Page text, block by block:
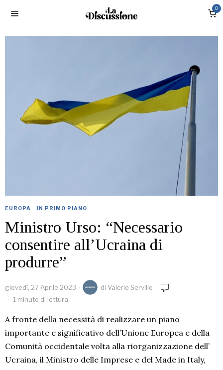
0
EUROPA · IN PRIMO PIANO
Ministro Urso: “Necessario
consentire all’Ucraina di
produrre”
giovedì, 27 Aprile 2023 di Valerio Servillo
1 minuto di lettura
A fronte della necessità di realizzare un piano
importante e significativo dell’Unione Europea e della
Comunità occidentale volta alla riorganizzazione dell’
Ucraina, il Ministro delle Imprese e del Made in Italy,